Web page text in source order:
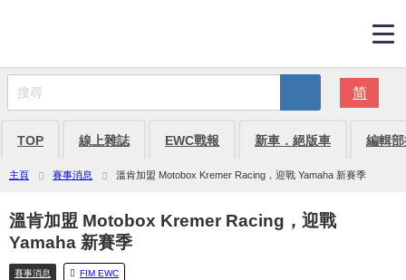
简
TOP 線上雜誌 EWC戰報 新車．絕版車 編輯
主頁 賽事消息 溫肯加盟 Motobox Kremer Racing，迎戰 Yamaha 新賽季
溫肯加盟 Motobox Kremer Racing，迎戰
Yamaha 新賽季
賽事消息 FIM EWC